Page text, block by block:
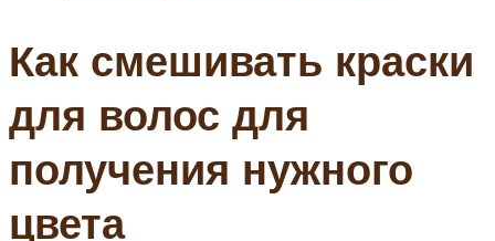
Как смешивать краски
для волос для
получения нужного
цвета